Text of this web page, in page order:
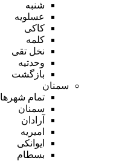
شنبه
عسلویه
کاکی
کلمه
نخل تقی
وحدتیه
بازگشت
سمنان
تمام شهر‌ها
سمنان
آرادان
امیریه
ایوانکی
بسطام